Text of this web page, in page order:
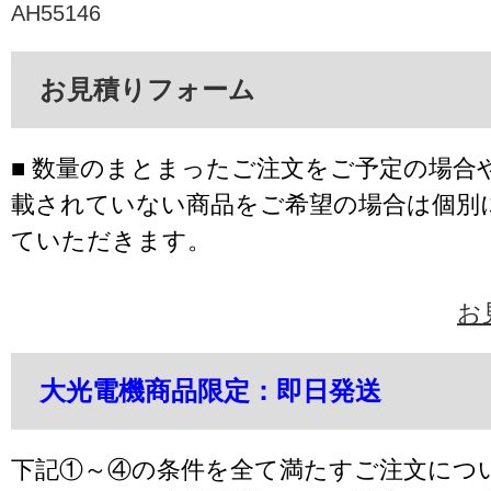
AH55146
お見積りフォーム
■ 数量のまとまったご注文をご予定の場合
載されていない商品をご希望の場合は個別
ていただきます。
お
大光電機商品限定：即日発送
下記①～④の条件を全て満たすご注文につ